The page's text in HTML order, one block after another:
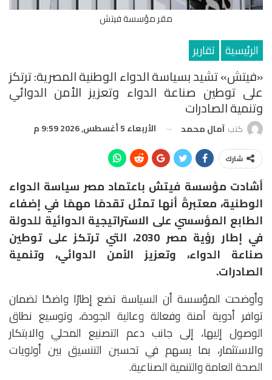
مقر مؤسسة فيتش
الرئيسية تقارير
«فيتش» تشيد بسياسة الدواء الوطنية المصرية: ترتكز
على توطين صناعة الدواء وتعزيز الأمن الدوائي
وتنمية الصادرات
كتب آمال محمد الأربعاء 5 أغسطس, 2026 9:59 م
شارك
أشادت مؤسسة فيتش باعتماد مصر سياسة الدواء
الوطنية، معتبرةً أنها تمثل تقدمًا مهمًا في إضفاء
الطابع المؤسسي على الاستراتيجية الدوائية للدولة
في إطار رؤية مصر 2030، التي ترتكز على توطين
صناعة الدواء، وتعزيز الأمن الدوائي، وتنمية
الصادرات.
وأوضحت المؤسسة أن السياسة تضع إطارًا واضحًا لضمان
توافر أدوية آمنة وفعالة وعالية الجودة، وتوسيع نطاق
الوصول إليها، إلى جانب دعم التصنيع المحلي والابتكار
والاستثمار، بما يسهم في تحسين التنسيق بين أولويات
الصحة العامة والتنمية الصناعية.